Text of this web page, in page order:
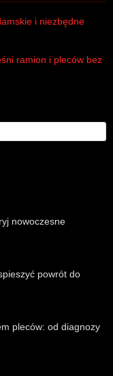
nowoczesne
powrót do
pleców: od diagnozy
i niezbędne
ramion i pleców bez